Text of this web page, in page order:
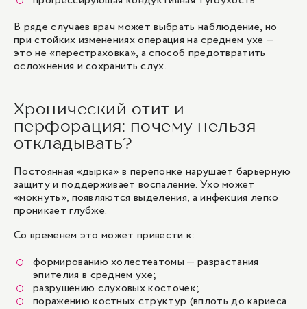
В ряде случаев врач может выбрать наблюдение, но
при стойких изменениях операция на среднем ухе —
это не «перестраховка», а способ предотвратить
осложнения и сохранить слух.
Хронический отит и
перфорация: почему нельзя
откладывать?
Постоянная «дырка» в перепонке нарушает барьерную
защиту и поддерживает воспаление. Ухо может
«мокнуть», появляются выделения, а инфекция легко
проникает глубже.
Со временем это может привести к:
формированию холестеатомы — разрастания
эпителия в среднем ухе;
разрушению слуховых косточек;
поражению костных структур (вплоть до кариеса